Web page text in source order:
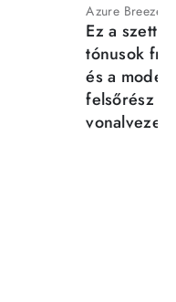
Azure Breeze
Ez a szett
tónusok
és a
felsőrész